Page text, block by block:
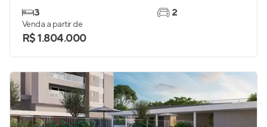
3
2
Venda a partir de
R$ 1.804.000